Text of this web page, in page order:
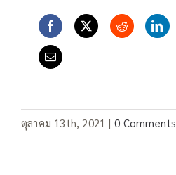
ตุลาคม 13th, 2021 | 0 Comments